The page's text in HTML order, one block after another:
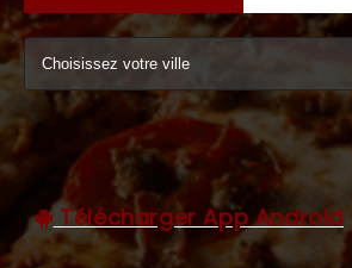
NOTRE RESTAURANT
VOS AVIS
MENTIONS LÉGALES
C.G.V
Télécharger App Android